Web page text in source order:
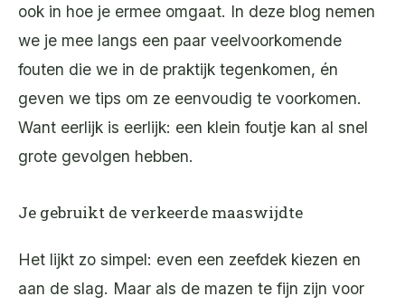
ook in hoe je ermee omgaat. In deze blog nemen
we je mee langs een paar veelvoorkomende
fouten die we in de praktijk tegenkomen, én
geven we tips om ze eenvoudig te voorkomen.
Want eerlijk is eerlijk: een klein foutje kan al snel
grote gevolgen hebben.
Je gebruikt de verkeerde maaswijdte
Het lijkt zo simpel: even een zeefdek kiezen en
aan de slag. Maar als de mazen te fijn zijn voor